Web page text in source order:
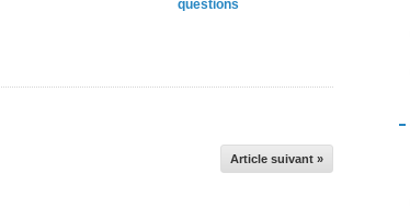
questions
Article suivant »